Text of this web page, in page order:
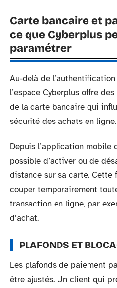
Carte bancaire et
ce que Cyberplus
paramétrer
Au-delà de
l’espace Cyberplus offre
de la carte bancaire qui
sécurité des achats en ligne.
Depuis l’application mobile
possible d’activer ou de
distance sur sa carte. Cette
couper temporairement
transaction en ligne, par
d’achat.
PLAFONDS ET
Les plafonds de paiement
être ajustés. Un client qui